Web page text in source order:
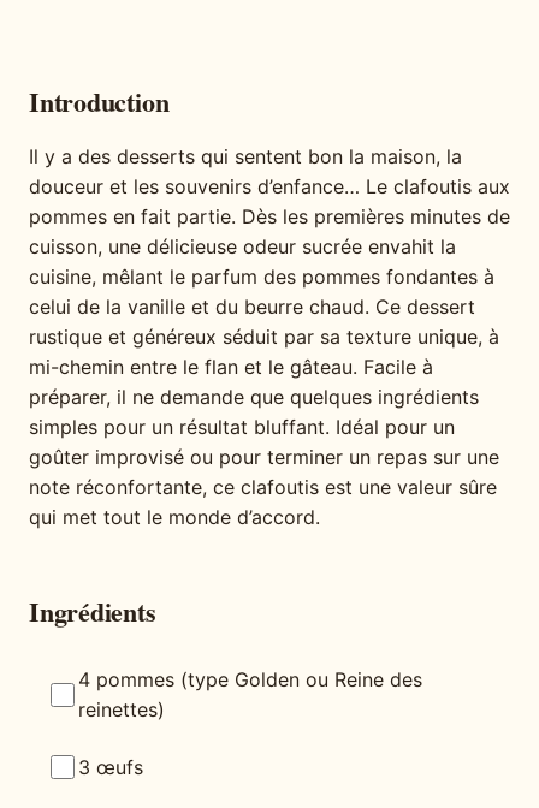
Introduction
Il y a des desserts qui sentent bon la maison, la
douceur et les souvenirs d’enfance… Le clafoutis aux
pommes en fait partie. Dès les premières minutes de
cuisson, une délicieuse odeur sucrée envahit la
cuisine, mêlant le parfum des pommes fondantes à
celui de la vanille et du beurre chaud. Ce dessert
rustique et généreux séduit par sa texture unique, à
mi-chemin entre le flan et le gâteau. Facile à
préparer, il ne demande que quelques ingrédients
simples pour un résultat bluffant. Idéal pour un
goûter improvisé ou pour terminer un repas sur une
note réconfortante, ce clafoutis est une valeur sûre
qui met tout le monde d’accord.
Ingrédients
4 pommes (type Golden ou Reine des
reinettes)
3 œufs